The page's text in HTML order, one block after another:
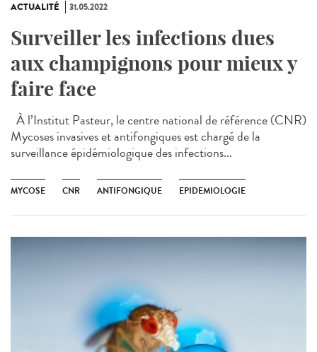
ACTUALITÉ 31.05.2022
Surveiller les infections dues
aux champignons pour mieux y
faire face
À l’Institut Pasteur, le centre national de référence (CNR)
Mycoses invasives et antifongiques est chargé de la
surveillance épidémiologique des infections...
MYCOSE CNR ANTIFONGIQUE EPIDEMIOLOGIE